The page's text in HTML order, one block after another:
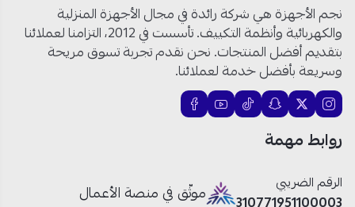
نجم الأجهزة هي شركة رائدة في مجال الأجهزة المنزلية
والكهربائية وأنظمة التكييف. تأسست في 2012، التزامنا لعملائنا
بتقديم أفضل المنتجات. نحن نقدم تجربة تسوق مريحة
وسريعة بأفضل خدمة لعملائنا.
روابط مهمة
الرقم الضريبي
موثّق في منصة الأعمال